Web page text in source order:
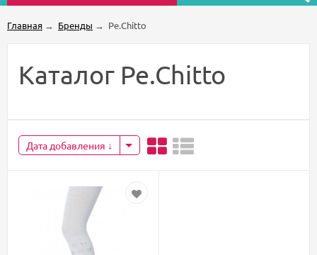
Главная → Бренды → Pe.Chitto
Каталог Pe.Chitto
Дата добавления